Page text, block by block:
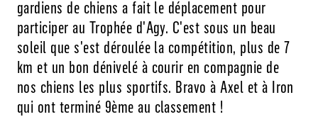
gardiens de chiens a fait le déplacement pour
participer au Trophée d'Agy. C'est sous un beau
soleil que s'est déroulée la compétition, plus de 7
km et un bon dénivelé à courir en compagnie de
nos chiens les plus sportifs. Bravo à Axel et à Iron
qui ont terminé 9ème au classement !